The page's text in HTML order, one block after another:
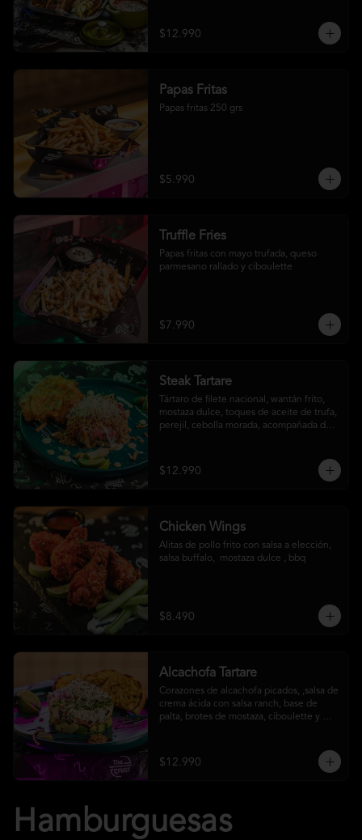
$12.990
Papas Fritas
Papas fritas 250 grs
$5.990
Truffle Fries
Papas fritas con mayo trufada, queso
parmesano rallado y ciboulette
$7.990
Steak Tartare
Tártaro de filete nacional, wantán frito,
mostaza dulce, toques de aceite de trufa,
perejil, cebolla morada, acompañada de
$12.990
Chicken Wings
Alitas de pollo frito con salsa a elección,
salsa buffalo,  mostaza dulce , bbq
$8.490
Alcachofa Tartare
Corazones de alcachofa picados, ,salsa de
crema ácida con salsa ranch, base de
palta, brotes de mostaza, ciboulette y
$12.990
Hamburguesas